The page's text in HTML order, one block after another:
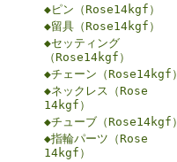
◆ピン（Rose14kgf）
◆留具（Rose14kgf）
◆セッティング
（Rose14kgf）
◆チェーン（Rose14kgf）
◆ネックレス（Rose
14kgf）
◆チューブ（Rose14kgf）
◆指輪パーツ（Rose
14kgf）